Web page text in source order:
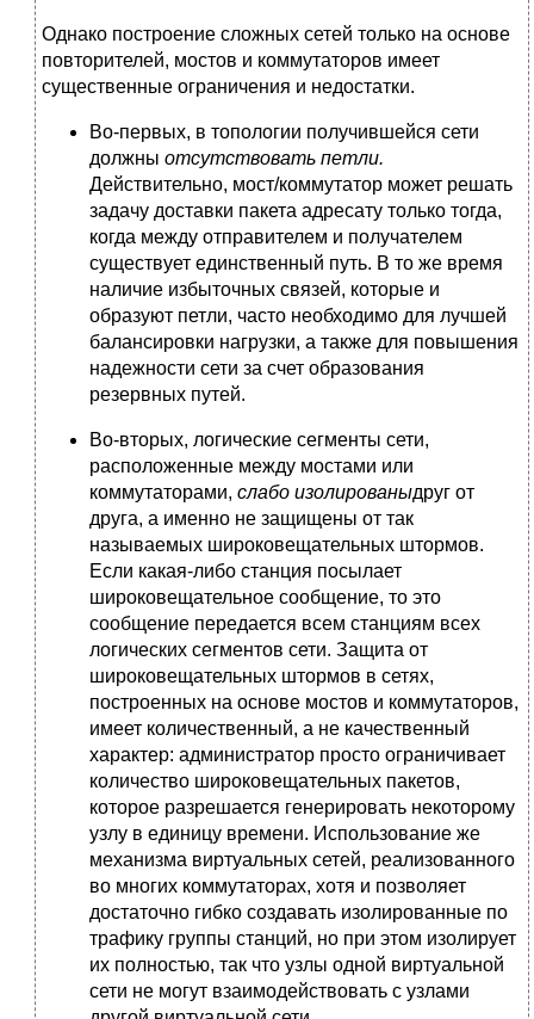
Однако построение сложных сетей только на основе
повторителей, мостов и коммутаторов имеет
существенные ограничения и недостатки.
Во-первых, в топологии получившейся сети
должны отсутствовать петли.
Действительно, мост/коммутатор может решать
задачу доставки пакета адресату только тогда,
когда между отправителем и получателем
существует единственный путь. В то же время
наличие избыточных связей, которые и
образуют петли, часто необходимо для лучшей
балансировки нагрузки, а также для повышения
надежности сети за счет образования
резервных путей.
Во-вторых, логические сегменты сети,
расположенные между мостами или
коммутаторами, слабо изолированыдруг от
друга, а именно не защищены от так
называемых широковещательных штормов.
Если какая-либо станция посылает
широковещательное сообщение, то это
сообщение передается всем станциям всех
логических сегментов сети. Защита от
широковещательных штормов в сетях,
построенных на основе мостов и коммутаторов,
имеет количественный, а не качественный
характер: администратор просто ограничивает
количество широковещательных пакетов,
которое разрешается генерировать некоторому
узлу в единицу времени. Использование же
механизма виртуальных сетей, реализованного
во многих коммутаторах, хотя и позволяет
достаточно гибко создавать изолированные по
трафику группы станций, но при этом изолирует
их полностью, так что узлы одной виртуальной
сети не могут взаимодействовать с узлами